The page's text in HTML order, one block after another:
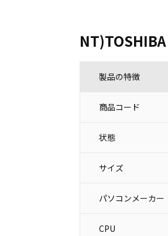
製品の特徴
商品コード
状態
サイズ
パソコンメーカー
CPU